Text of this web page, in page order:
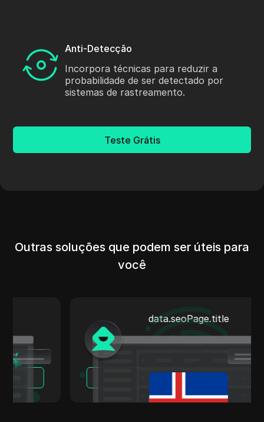
Anti-Detecção
Incorpora técnicas para reduzir a
probabilidade de ser detectado por
sistemas de rastreamento.
Teste Grátis
Outras soluções que podem ser úteis para
você
data.seoPage.title